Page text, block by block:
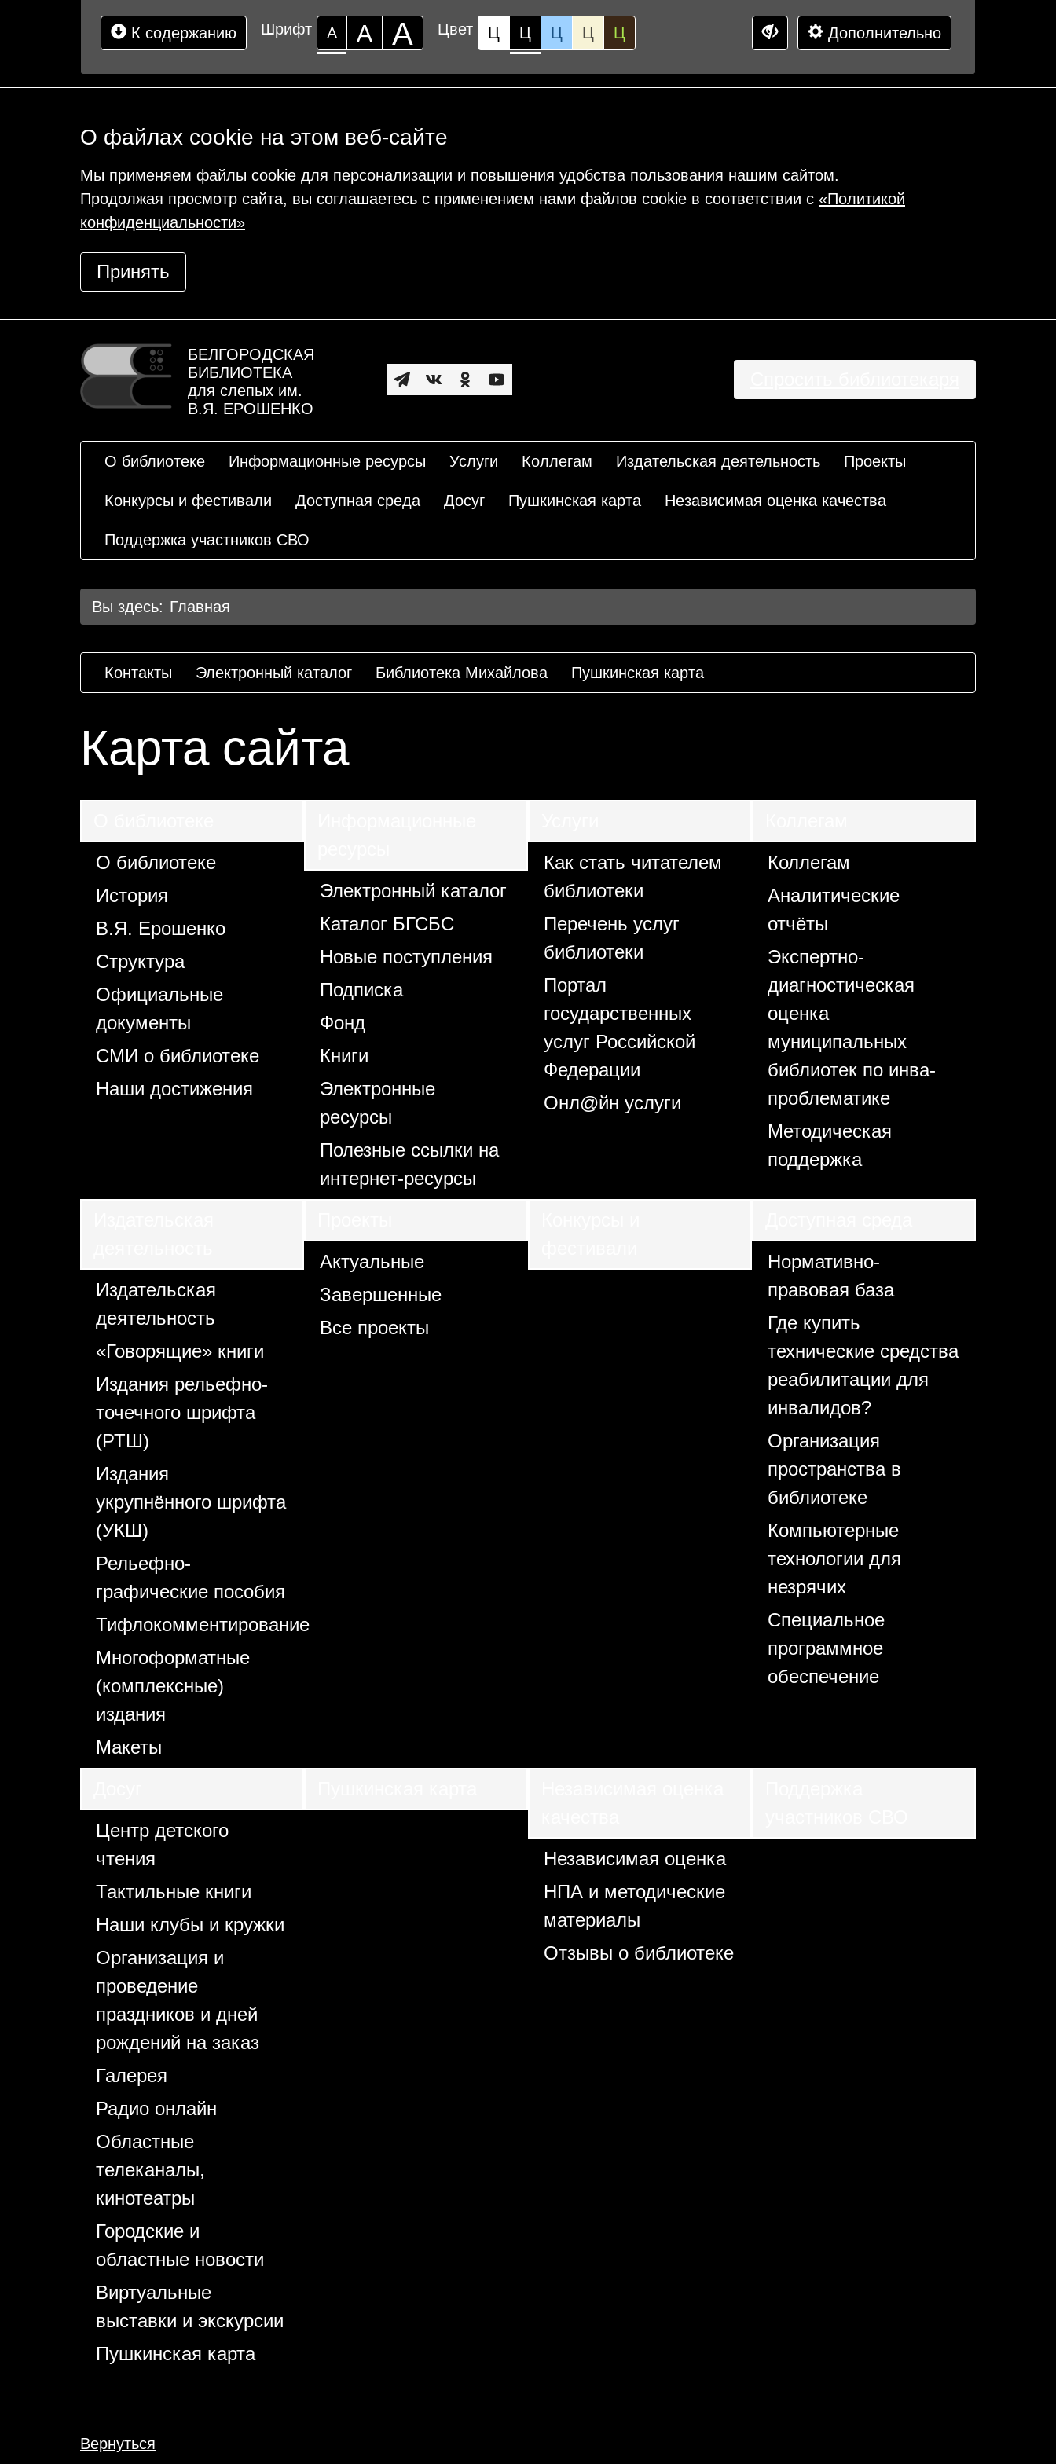
К содержанию Шрифт А А А Цвет Ц Ц Ц Ц Ц Дополнительно
О файлах cookie на этом веб-сайте
Мы применяем файлы cookie для персонализации и повышения удобства пользования нашим сайтом.
Продолжая просмотр сайта, вы соглашаетесь с применением нами файлов cookie в соответствии с «Политикой
конфиденциальности»
Принять
БЕЛГОРОДСКАЯ
БИБЛИОТЕКА
для слепых им.
В.Я. ЕРОШЕНКО
О библиотеке Информационные ресурсы Услуги Коллегам Издательская деятельность Проекты
Конкурсы и фестивали Доступная среда Досуг Пушкинская карта Независимая оценка качества
Поддержка участников СВО
Вы здесь: Главная
Контакты Электронный каталог Библиотека Михайлова Пушкинская карта
Карта сайта
О библиотеке
История
В.Я. Ерошенко
Структура
Официальные
документы
СМИ о библиотеке
Наши достижения
Электронный каталог
Каталог БГСБС
Новые поступления
Подписка
Фонд
Книги
Электронные
ресурсы
Полезные ссылки на
интернет-ресурсы
Как стать читателем
библиотеки
Перечень услуг
библиотеки
Портал
государственных
услуг Российской
Федерации
Онл@йн услуги
Коллегам
Аналитические
отчёты
Экспертно-
диагностическая
оценка
муниципальных
библиотек по инва-
проблематике
Методическая
поддержка
Издательская
деятельность
«Говорящие» книги
Издания рельефно-
точечного шрифта
(РТШ)
Издания
укрупнённого шрифта
(УКШ)
Рельефно-
графические пособия
Тифлокомментирование
Многоформатные
(комплексные)
издания
Макеты
Актуальные
Завершенные
Все проекты
Нормативно-
правовая база
Где купить
технические средства
реабилитации для
инвалидов?
Организация
пространства в
библиотеке
Компьютерные
технологии для
незрячих
Специальное
программное
обеспечение
Центр детского
чтения
Тактильные книги
Наши клубы и кружки
Организация и
проведение
праздников и дней
рождений на заказ
Галерея
Радио онлайн
Областные
телеканалы,
кинотеатры
Городские и
областные новости
Виртуальные
выставки и экскурсии
Пушкинская карта
Независимая оценка
НПА и методические
материалы
Отзывы о библиотеке
Вернуться